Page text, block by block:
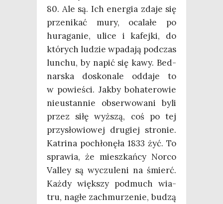
80. Ale są. Ich ener­gia zda­je się
prze­ni­kać mury, oca­la­łe po
hura­ga­nie, uli­ce i kafej­ki, do
któ­rych ludzie wpa­da­ją pod­czas
lun­chu, by napić się kawy. Bed­
nar­ska dosko­na­le odda­je to
w powie­ści. Jak­by boha­te­ro­wie
nie­ustan­nie obser­wo­wa­ni byli
przez siłę wyż­szą, coś po tej
przy­sło­wio­wej dru­giej stro­nie.
Katri­na pochło­nę­ła 1833 żyć. To
spra­wia, że miesz­kań­cy Nor­co
Val­ley są wyczu­le­ni na śmierć.
Każ­dy więk­szy podmuch wia­
tru, nagłe zachmu­rze­nie, budzą